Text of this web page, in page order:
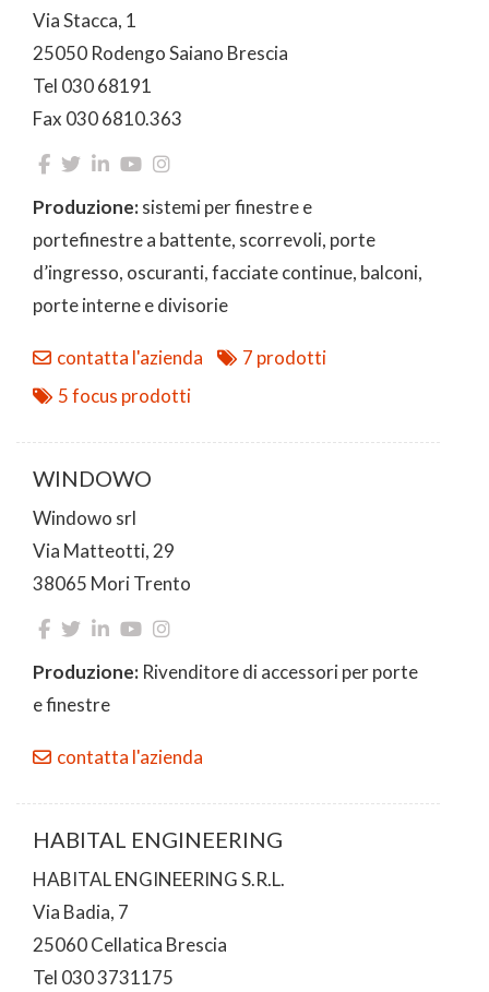
Via Stacca, 1
25050 Rodengo Saiano Brescia
Tel 030 68191
Fax 030 6810.363
Produzione:sistemi per finestre e
portefinestre a battente, scorrevoli, porte
d’ingresso, oscuranti, facciate continue, balconi,
porte interne e divisorie
contatta l'azienda
7 prodotti
5 focus prodotti
WINDOWO
Windowo srl
Via Matteotti, 29
38065 Mori Trento
Produzione: Rivenditore di accessori per porte
e finestre
contatta l'azienda
HABITAL ENGINEERING
HABITAL ENGINEERING S.R.L.
Via Badia, 7
25060 Cellatica Brescia
Tel 030 3731175